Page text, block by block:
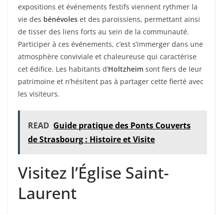
expositions et événements festifs viennent rythmer la
vie des bénévoles et des paroissiens, permettant ainsi
de tisser des liens forts au sein de la communauté.
Participer à ces événements, c’est s’immerger dans une
atmosphère conviviale et chaleureuse qui caractérise
cet édifice. Les habitants d’Holtzheim sont fiers de leur
patrimoine et n’hésitent pas à partager cette fierté avec
les visiteurs.
READ Guide pratique des Ponts Couverts
de Strasbourg : Histoire et Visite
Visitez l’Église Saint-
Laurent